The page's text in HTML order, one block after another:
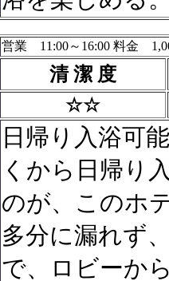
営業 11:00～16:00 料金
清 潔 度
☆☆
日帰り入浴可
くから日帰り
のが、このホ
多分に漏れず
で、ロビーか